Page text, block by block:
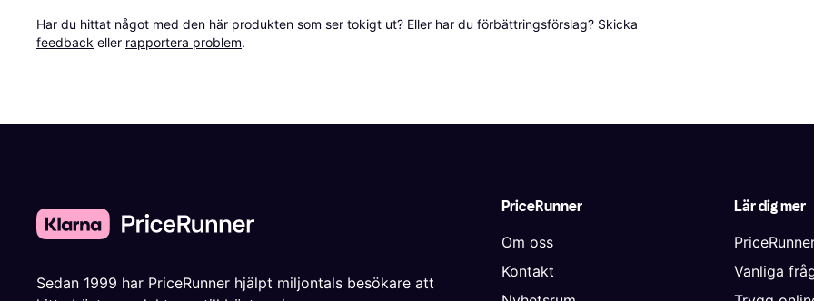
Har du hittat något med den här produkten som ser tokigt ut? Eller har du förbättringsförslag? Skicka
feedback eller rapportera problem.
PriceRunner
Om oss
Kontakt
Lär dig mer
Vanliga
Sedan 1999 har PriceRunner hjälpt miljontals besökare att